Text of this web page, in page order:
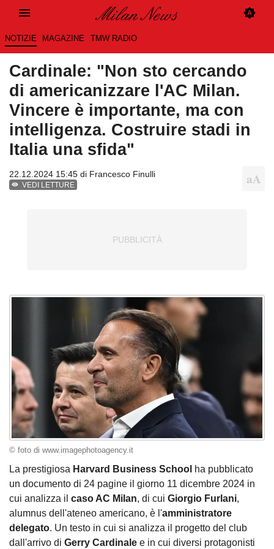
NOTIZIE MAGAZINE TMW RADIO
Cardinale: "Non sto cercando
di americanizzare l'AC Milan.
Vincere è importante, ma con
intelligenza. Costruire stadi in
Italia una sfida"
22.12.2024 15:45 di Francesco Finulli
VEDI LETTURE
© foto di www.imagephotoagency.it
La prestigiosa Harvard Business School ha pubblicato
un documento di 24 pagine il giorno 11 dicembre 2024 in
cui analizza il caso AC Milan, di cui Giorgio Furlani,
alumnus dell'ateneo americano, è l'amministratore
delegato. Un testo in cui si analizza il progetto del club
dall'arrivo di Gerry Cardinale e in cui diversi protagonisti